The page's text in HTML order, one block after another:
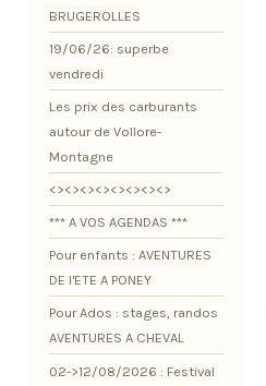
BRUGEROLLES
19/06/26: superbe
vendredi
Les prix des carburants
autour de Vollore-
Montagne
<><><><><><><><>
*** A VOS AGENDAS ***
Pour enfants : AVENTURES
DE l'ETE A PONEY
Pour Ados : stages, randos
AVENTURES A CHEVAL
02->12/08/2026 : Festival